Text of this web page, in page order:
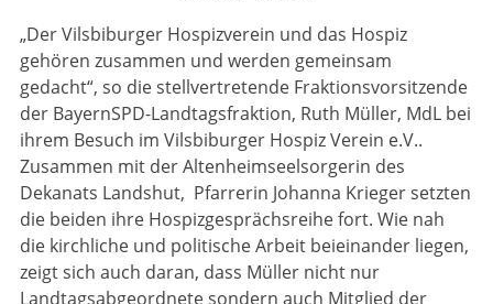
„Der Vilsbiburger Hospizverein und das Hospiz
gehören zusammen und werden gemeinsam
gedacht“, so die stellvertretende Fraktionsvorsitzende
der BayernSPD-Landtagsfraktion, Ruth Müller, MdL bei
ihrem Besuch im Vilsbiburger Hospiz Verein e.V..
Zusammen mit der Altenheimseelsorgerin des
Dekanats Landshut, Pfarrerin Johanna Krieger setzten
die beiden ihre Hospizgesprächsreihe fort. Wie nah
die kirchliche und politische Arbeit beieinander liegen,
zeigt sich auch daran, dass Müller nicht nur
Landtagsabgeordnete sondern auch Mitglied der